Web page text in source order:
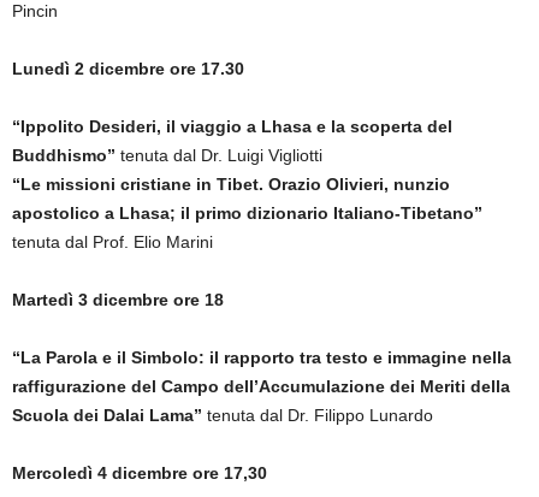
Pincin
Lunedì 2 dicembre ore 17.30
“Ippolito Desideri, il viaggio a Lhasa e la scoperta del
Buddhismo” tenuta dal Dr. Luigi Vigliotti
“Le missioni cristiane in Tibet. Orazio Olivieri, nunzio
apostolico a Lhasa; il primo dizionario Italiano-Tibetano”
tenuta dal Prof. Elio Marini
Martedì 3 dicembre ore 18
“La Parola e il Simbolo: il rapporto tra testo e immagine nella
raffigurazione del Campo dell’Accumulazione dei Meriti della
Scuola dei Dalai Lama” tenuta dal Dr. Filippo Lunardo
Mercoledì 4 dicembre ore 17,30